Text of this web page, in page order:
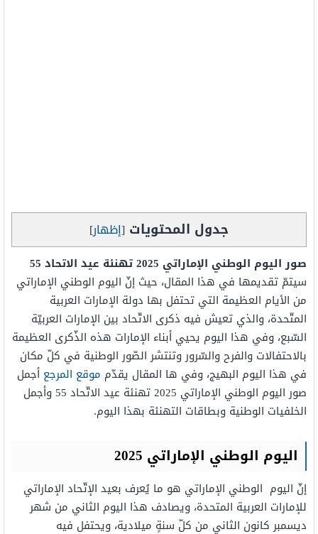
جدول المحتويات [إظهار]
صور اليوم الوطني الإماراتي 2025 تهنئة عيد الاتحاد 55
سيتمّ تقديمها في هذا المقال، حيث إنّ اليوم الوطني الإماراتي
من الأيام العظيمة التي تحتفل بها دولة الإمارات العربية
المتّحدة، والذي تعيش فيه ذكرى الاتّحاد بين الإمارات العربيّة
السّبع، وفي هذا اليوم يحيي أبناء الإمارات هذه الذّكرى العظيمة
بالاحتفالات والفرح والسّرور وتنتشر الصّور الوطنية في كلّ مكان
في هذا اليوم البهيج، وفي ها المقال يقدّم موقع المرجع أجمل
صور اليوم الوطني الإماراتي 2025 تهنئة عيد الاتّحاد 55 وأجمل
الخلفيات الوطنية وبطاقات التهنئة بهذا اليوم.
اليوم الوطني الإماراتي 2025
إنّ اليوم الوطني الإماراتي هو ما يُعرف بعيد الإتّحاد الإماراتي
للإمارات العربية المتحدة، ويصادف هذا اليوم الثاني من شهر
ديسمبر كانون الثاني من كلّ سنةٍ ميلادية، ويحتفل فيه